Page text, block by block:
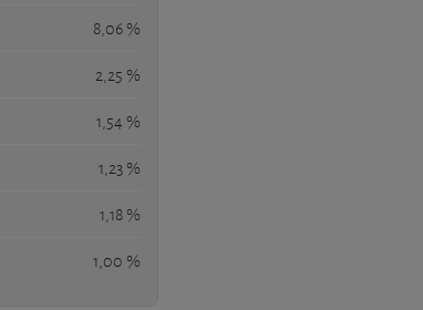
8,06 %
2,25 %
1,54 %
1,23 %
1,18 %
1,00 %